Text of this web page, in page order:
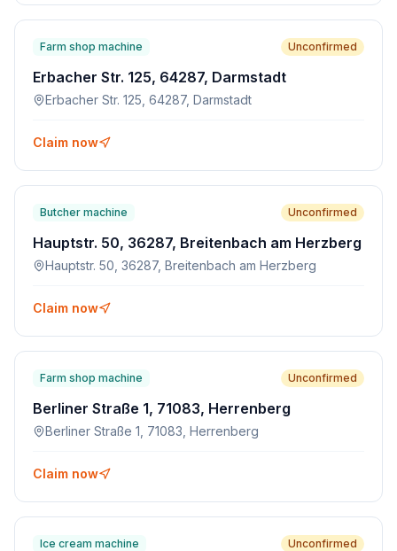
Farm shop machine Unconfirmed
Erbacher Str. 125, 64287, Darmstadt
Erbacher Str. 125, 64287, Darmstadt
Claim now
Butcher machine Unconfirmed
Hauptstr. 50, 36287, Breitenbach am Herzberg
Hauptstr. 50, 36287, Breitenbach am Herzberg
Claim now
Farm shop machine Unconfirmed
Berliner Straße 1, 71083, Herrenberg
Berliner Straße 1, 71083, Herrenberg
Claim now
Ice cream machine Unconfirmed